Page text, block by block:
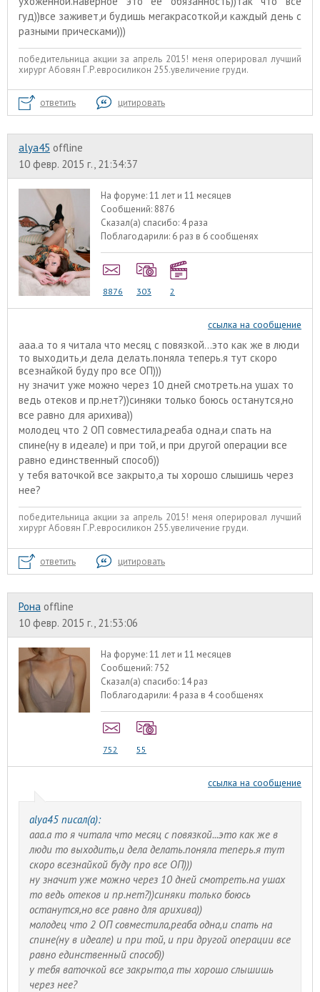
гуд))все заживет,и будишь мегакрасоткой,и каждый день с
разными прическами)))
победительница акции за апрель 2015! меня оперировал лучший
хирург Абовян Г.Р.евросиликон 255.увеличение груди.
ответить цитировать
alyа45 offline
10 февр. 2015 г., 21:34:37
На форуме:11 лет и 11 месяцев
Сообщений: 8876
Сказал(а) спасибо: 4 раза
Поблагодарили: 6 раз в 6 сообщенях
8876 303 2
ссылка на сообщение
ааа.а то я читала что месяц с повязкой...это как же в люди
то выходить,и дела делать.поняла теперь.я тут скоро
всезнайкой буду про все ОП)))
ну значит уже можно через 10 дней смотреть.на ушах то
ведь отеков и пр.нет?))синяки только боюсь останутся,но
все равно для арихива))
молодец что 2 ОП совместила,реаба одна,и спать на
спине(ну в идеале) и при той, и при другой операции все
равно единственный способ))
у тебя ваточкой все закрыто,а ты хорошо слышишь через
нее?
победительница акции за апрель 2015! меня оперировал лучший
хирург Абовян Г.Р.евросиликон 255.увеличение груди.
ответить цитировать
Рона offline
10 февр. 2015 г., 21:53:06
На форуме:11 лет и 11 месяцев
Сообщений: 752
Сказал(а) спасибо:14 раз
Поблагодарили: 4 раза в 4 сообщенях
752 55
ссылка на сообщение
alyа45 писал(а):
ааа.а то я читала что месяц с повязкой...это как же в
люди то выходить,и дела делать.поняла теперь.я тут
скоро всезнайкой буду про все ОП)))
ну значит уже можно через 10 дней смотреть.на ушах
то ведь отеков и пр.нет?))синяки только боюсь
останутся,но все равно для арихива))
молодец что 2 ОП совместила,реаба одна,и спать на
спине(ну в идеале) и при той, и при другой операции все
равно единственный способ))
у тебя ваточкой все закрыто,а ты хорошо слышишь
через нее?